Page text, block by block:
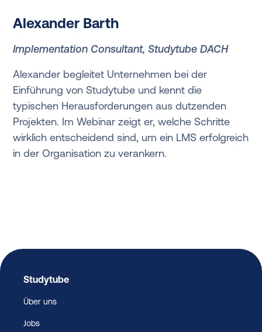
Alexander Barth
Implementation Consultant, Studytube DACH
Alexander begleitet Unternehmen bei der
Einführung von Studytube und kennt die
typischen Herausforderungen aus dutzenden
Projekten. Im Webinar zeigt er, welche Schritte
wirklich entscheidend sind, um ein LMS erfolgreich
in der Organisation zu verankern.
Studytube
Über uns
Jobs